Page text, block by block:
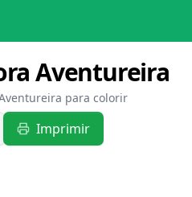
Aventureira
para colorir
Imprimir